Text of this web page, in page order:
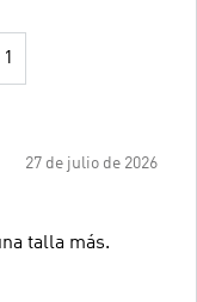
1
27 de julio de 2026
talla más.